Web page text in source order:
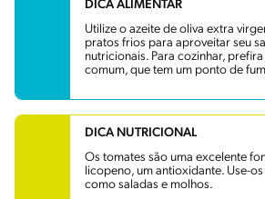
DICA ALIMENTAR
Utilize o azeite de oliva extra
pratos frios para aproveitar seu
nutricionais. Para cozinhar,
comum, que tem um ponto de
DICA NUTRICIONAL
Os tomates são uma excelente
licopeno, um antioxidante. Use-
como saladas e molhos.